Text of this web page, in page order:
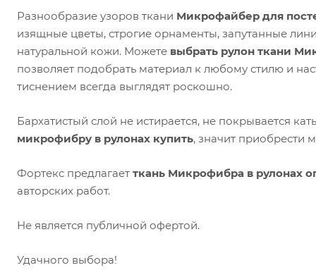
Разнообразие узоров ткани Микрофайбер для
изящные цветы, строгие орнаменты, запутанные
натуральной кожи. Можете выбрать рулон ткани
позволяет подобрать материал к любому стилю и
тиснением всегда выглядят роскошно.
Бархатистый слой не истирается, не покрывается
микрофибру в рулонах купить, значит приобрести
Фортекс предлагает ткань Микрофибра в рулонах
авторских работ.
Не является публичной офертой.
Удачного выбора!